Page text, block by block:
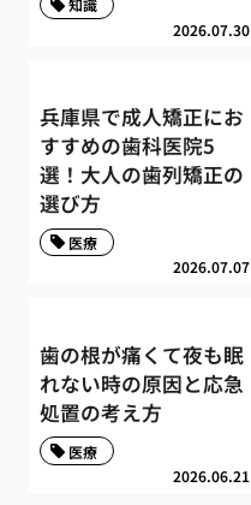
2026.07.30
知識
兵庫県で成人矯正にお
すすめの歯科医院5
選！大人の歯列矯正の
選び方
2026.07.07
医療
歯の根が痛くて夜も眠
れない時の原因と応急
処置の考え方
2026.06.21
医療